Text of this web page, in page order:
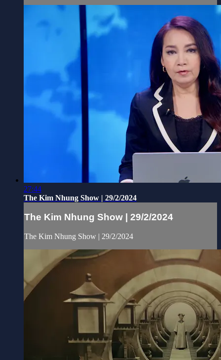
27:44
The Kim Nhung Show | 29/2/2024
The Kim Nhung Show | 29/2/2024
The Kim Nhung Show | 29/2/2024